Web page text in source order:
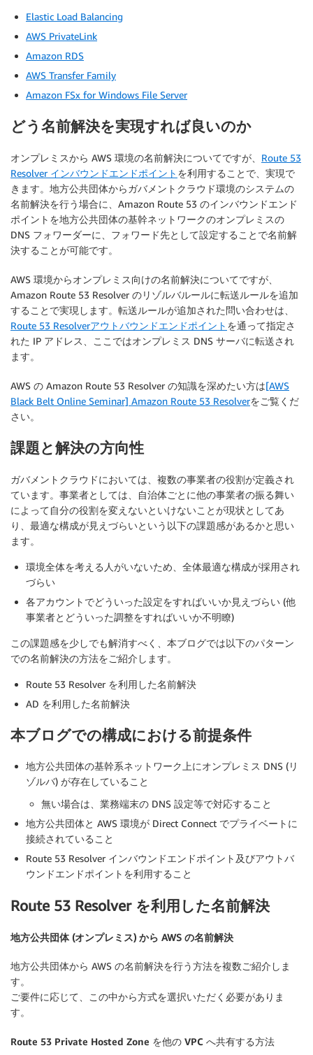
Elastic Load Balancing
AWS PrivateLink
Amazon RDS
AWS Transfer Family
Amazon FSx for Windows File Server
どう名前解決を実現すれば良いのか
オンプレミスから AWS 環境の名前解決についてですが、 Route 53
Resolver インバウンドエンドポイント を利用することで、実現で
きます。地方公共団体からガバメントクラウド環境のシステムの
名前解決を行う場合に、Amazon Route 53 のインバウンドエンド
ポイントを地方公共団体の基幹ネットワークのオンプレミスの
DNS フォワーダーに、フォワード先として設定することで名前解
決することが可能です。
AWS 環境からオンプレミス向けの名前解決についてですが、
Amazon Route 53 Resolver のリゾルバルールに転送ルールを追加
することで実現します。転送ルールが追加された問い合わせは、
Route 53 Resolverアウトバウンドエンドポイント を通って指定さ
れた IP アドレス、ここではオンプレミス DNS サーバに転送され
ます。
AWS の Amazon Route 53 Resolver の知識を深めたい方は[AWS
Black Belt Online Seminar] Amazon Route 53 Resolverをご覧くだ
さい。
課題と解決の方向性
ガバメントクラウドにおいては、複数の事業者の役割が定義され
ています。事業者としては、自治体ごとに他の事業者の振る舞い
によって自分の役割を変えないといけないことが現状としてあ
り、最適な構成が見えづらいという以下の課題感があるかと思い
ます。
環境全体を考える人がいないため、全体最適な構成が採用され
づらい
各アカウントでどういった設定をすればいいか見えづらい (他
事業者とどういった調整をすればいいか不明瞭)
この課題感を少しでも解消すべく、本ブログでは以下のパターン
での名前解決の方法をご紹介します。
Route 53 Resolver を利用した名前解決
AD を利用した名前解決
本ブログでの構成における前提条件
地方公共団体の基幹系ネットワーク上にオンプレミス DNS (リ
ゾルバ) が存在していること
無い場合は、業務端末の DNS 設定等で対応すること
地方公共団体と AWS 環境が Direct Connect でプライベートに
接続されていること
Route 53 Resolver インバウンドエンドポイント及びアウトバ
ウンドエンドポイントを利用すること
Route 53 Resolver を利用した名前解決
地方公共団体 (オンプレミス) から AWS の名前解決
地方公共団体から AWS の名前解決を行う方法を複数ご紹介しま
す。
ご要件に応じて、この中から方式を選択いただく必要がありま
す。
Route 53 Private Hosted Zone を他の VPC へ共有する方法